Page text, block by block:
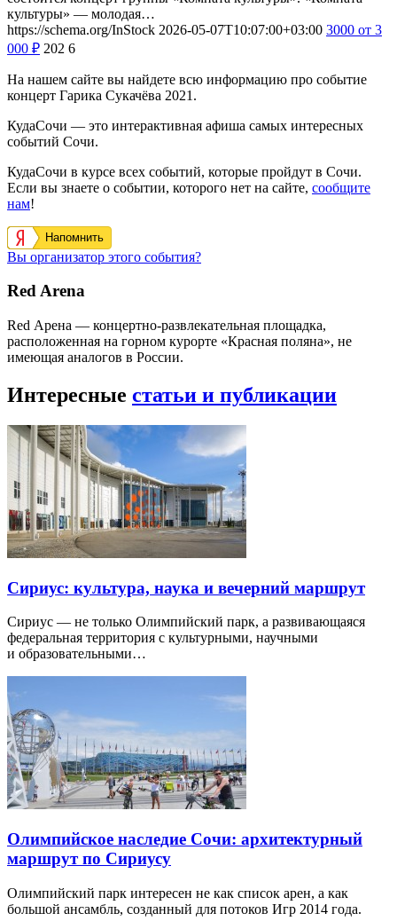
культуры» — молодая…
https://schema.org/InStock 2026-05-07T10:07:00+03:00 3000 от 3
000 ₽ 202 6
На нашем сайте вы найдете всю информацию про событие
концерт Гарика Сукачёва 2021.
КудаСочи — это интерактивная афиша самых интересных
событий Сочи.
КудаСочи в курсе всех событий, которые пройдут в Сочи.
Если вы знаете о событии, которого нет на сайте, сообщите
нам!
Напомнить
Вы организатор этого события?
Red Arena
Red Арена — концертно-развлекательная площадка,
расположенная на горном курорте «Красная поляна», не
имеющая аналогов в России.
Интересные статьи и публикации
Сириус: культура, наука и вечерний маршрут
Сириус — не только Олимпийский парк, а развивающаяся
федеральная территория с культурными, научными
и образовательными…
Олимпийское наследие Сочи: архитектурный
маршрут по Сириусу
Олимпийский парк интересен не как список арен, а как
большой ансамбль, созданный для потоков Игр 2014 года.